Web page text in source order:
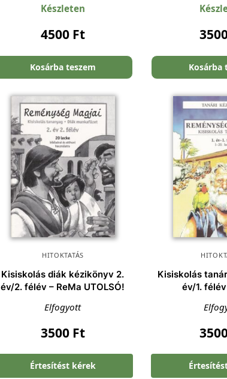
Készleten
4500 Ft
Kosárba teszem Kosárba
HITOKTATÁS
Kisiskolás diák kézikönyv 2.
év/2. félév – ReMa UTOLSÓ!
Elfogyott
3500 Ft
Értesítést kérek
Kisiskolás
év/1.